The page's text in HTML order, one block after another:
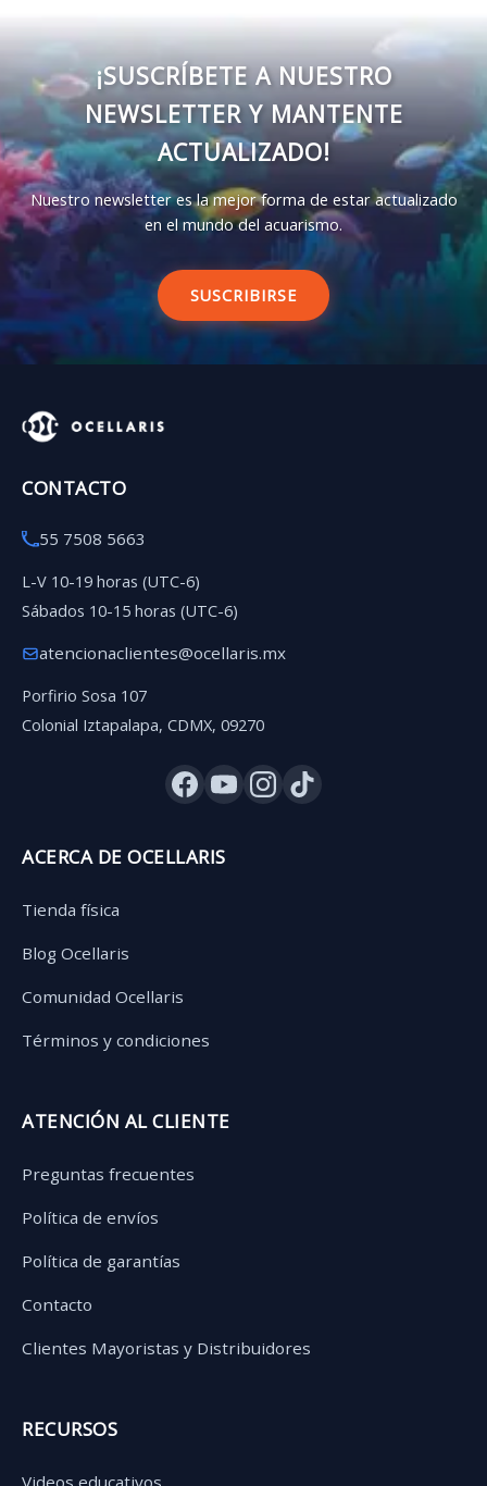
¡SUSCRÍBETE A NUESTRO
NEWSLETTER Y MANTENTE
ACTUALIZADO!
Nuestro newsletter es la mejor forma de estar actualizado
en el mundo del acuarismo.
SUSCRIBIRSE
CONTACTO
55 7508 5663
L-V 10-19 horas (UTC-6)
Sábados 10-15 horas (UTC-6)
atencionaclientes@ocellaris.mx
Porfirio Sosa 107
Colonial Iztapalapa, CDMX, 09270
ACERCA DE OCELLARIS
Tienda física
Blog Ocellaris
Comunidad Ocellaris
Términos y condiciones
ATENCIÓN AL CLIENTE
Preguntas frecuentes
Política de envíos
Política de garantías
Contacto
Clientes Mayoristas y Distribuidores
RECURSOS
Videos educativos